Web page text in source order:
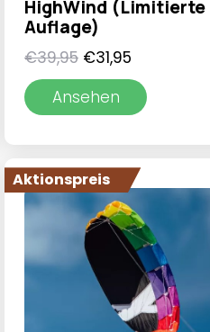
HighWind (Limitierte
Auflage)
€39,95 Ursprünglicher
Preis
war:
€31,95
Preis
ist:
Ansehen
Aktionspreis